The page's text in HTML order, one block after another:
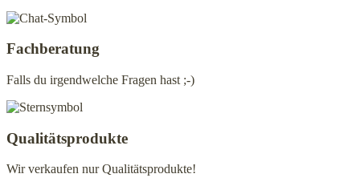
Fachberatung
Falls du irgendwelche Fragen hast ;-)
Qualitätsprodukte
Wir verkaufen nur Qualitätsprodukte!